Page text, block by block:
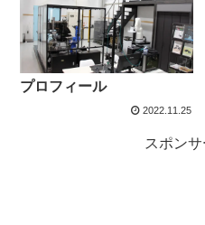
プロフィール
2022.11.25
スポン